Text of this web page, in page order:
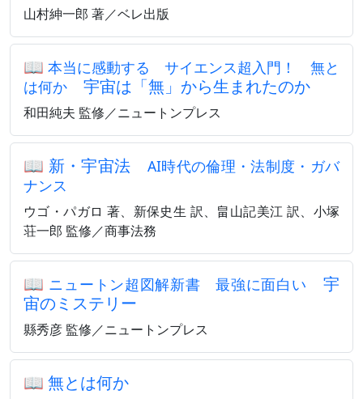
山村紳一郎 著／ベレ出版
📖 本当に感動する サイエンス超入門！ 無と
は何か 宇宙は「無」から生まれたのか
和田純夫 監修／ニュートンプレス
📖 新・宇宙法 AI時代の倫理・法制度・ガバ
ナンス
ウゴ・パガロ 著、新保史生 訳、畠山記美江 訳、小塚
荘一郎 監修／商事法務
📖 ニュートン超図解新書 最強に面白い
宇
宙のミステリー
縣秀彦 監修／ニュートンプレス
📖 無とは何か